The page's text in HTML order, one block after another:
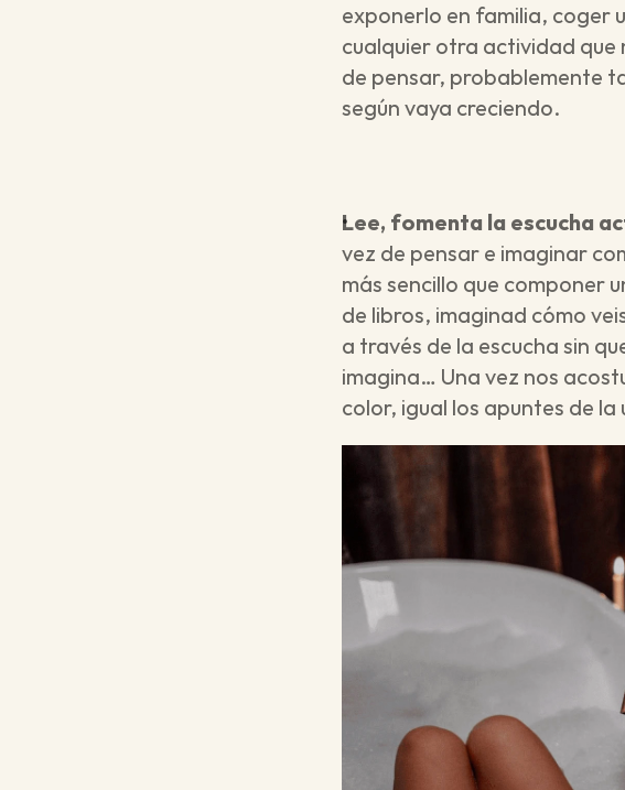
exponerlo en familia, coger
cualquier otra actividad que
de pensar, probablemente
según vaya creciendo.
Lee, fomenta la escucha
vez de pensar e imaginar
más sencillo que componer
de libros, imaginad cómo
a través de la escucha sin
imagina… Una vez nos
color, igual los apuntes de